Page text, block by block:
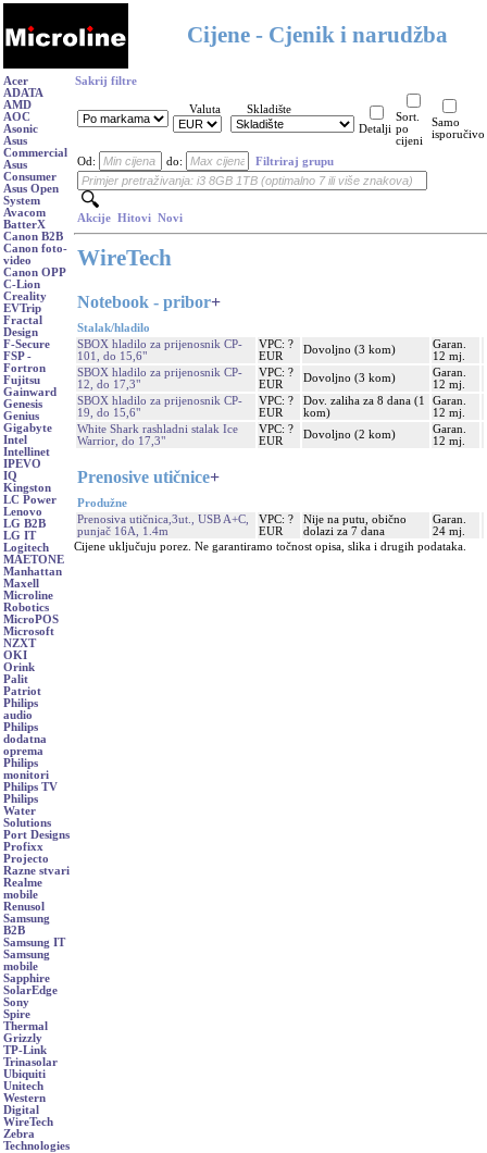
Cijene - Cjenik i narudžba
Acer
ADATA
AMD
AOC
Asonic
Asus
Commercial
Asus
Consumer
Asus Open
System
Avacom
BatterX
Canon B2B
Canon foto-
video
Canon OPP
C-Lion
Creality
EVTrip
Fractal
Design
F-Secure
FSP -
Fortron
Fujitsu
Gainward
Genesis
Genius
Gigabyte
Intel
Intellinet
IPEVO
IQ
Kingston
LC Power
Lenovo
LG B2B
LG IT
Logitech
MAETONE
Manhattan
Maxell
Microline
Robotics
MicroPOS
Microsoft
NZXT
OKI
Orink
Palit
Patriot
Philips
audio
Philips
dodatna
oprema
Philips
monitori
Philips TV
Philips
Water
Solutions
Port Designs
Profixx
Projecto
Razne stvari
Realme
mobile
Renusol
Samsung
B2B
Samsung IT
Samsung
mobile
Sapphire
SolarEdge
Sony
Spire
Thermal
Grizzly
TP-Link
Trinasolar
Ubiquiti
Unitech
Western
Digital
WireTech
Zebra
Technologies
Sakrij filtre
Valuta
Skladište
Detalji
Sort.
po
cijeni
Samo
isporučivo
Od: do: Filtriraj grupu
Akcije Hitovi Novi
WireTech
Notebook - pribor+
Stalak/hladilo
SBOX hladilo za prijenosnik CP-
101, do 15,6"
VPC: ?
EUR
Dovoljno (3 kom)
Garan.
12 mj.
SBOX hladilo za prijenosnik CP-
12, do 17,3"
VPC: ?
EUR
Dovoljno (3 kom)
Garan.
12 mj.
SBOX hladilo za prijenosnik CP-
19, do 15,6"
VPC: ?
EUR
Dov. zaliha za 8 dana (1
kom)
Garan.
12 mj.
White Shark rashladni stalak Ice
Warrior, do 17,3"
VPC: ?
EUR
Dovoljno (2 kom)
Garan.
12 mj.
Prenosive utičnice+
Produžne
Prenosiva utičnica,3ut., USB A+C,
punjač 16A, 1.4m
VPC: ?
EUR
Nije na putu, obično
dolazi za 7 dana
Garan.
24 mj.
Cijene uključuju porez. Ne garantiramo točnost opisa, slika i drugih podataka.